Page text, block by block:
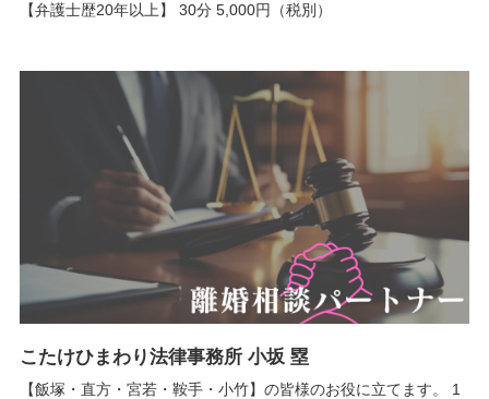
【弁護士歴20年以上】 30分 5,000円（税別）
こたけひまわり法律事務所 小坂 塁
【飯塚・直方・宮若・鞍手・小竹】の皆様のお役に立てます。 1